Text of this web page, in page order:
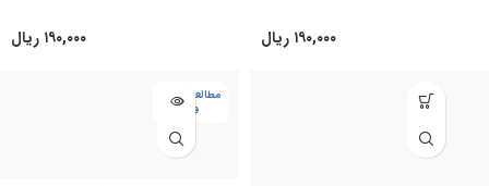
۱۹۰,۰۰۰ ریال ۱۹۰,۰۰۰ ریال
مطالعه در نوب
وک